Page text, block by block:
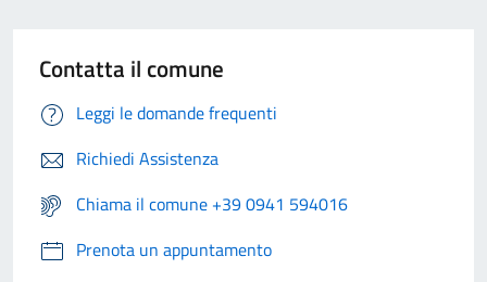
Contatta il comune
Leggi le domande frequenti
Richiedi Assistenza
Chiama il comune +39 0941 594016
Prenota un appuntamento